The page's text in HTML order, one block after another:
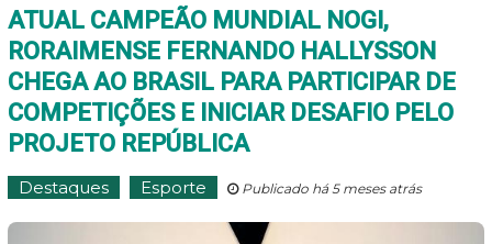
ATUAL CAMPEÃO MUNDIAL NOGI,
RORAIMENSE FERNANDO HALLYSSON
CHEGA AO BRASIL PARA PARTICIPAR DE
COMPETIÇÕES E INICIAR DESAFIO PELO
PROJETO REPÚBLICA
Destaques Esporte Publicado há 5 meses atrás